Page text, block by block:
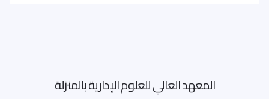
المعهد العالي للعلوم الإدارية بالمنزلة